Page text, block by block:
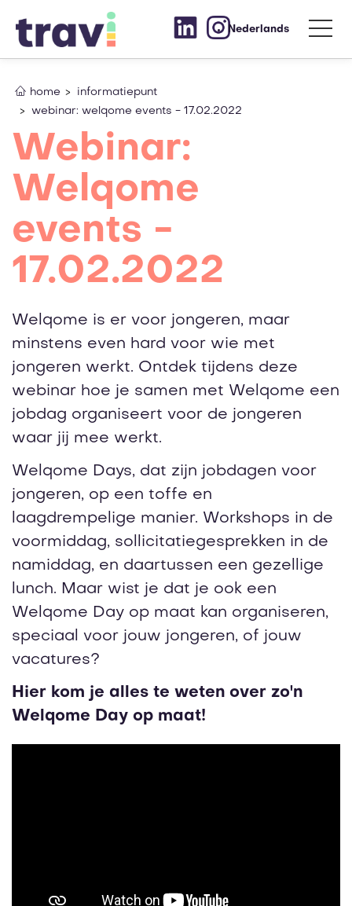
Nederlands
home
informatiepunt
webinar: welqome events - 17.02.2022
Webinar:
Welqome
events -
17.02.2022
Welqome is er voor jongeren, maar
minstens even hard voor wie met
jongeren werkt. Ontdek tijdens deze
webinar hoe je samen met Welqome een
jobdag organiseert voor de jongeren
waar jij mee werkt.
Welqome Days, dat zijn jobdagen voor
jongeren, op een toffe en
laagdrempelige manier. Workshops in de
voormiddag, sollicitatiegesprekken in de
namiddag, en daartussen een gezellige
lunch. Maar wist je dat je ook een
Welqome Day op maat kan organiseren,
speciaal voor jouw jongeren, of jouw
vacatures?
Hier kom je alles te weten over zo'n
Welqome Day op maat!